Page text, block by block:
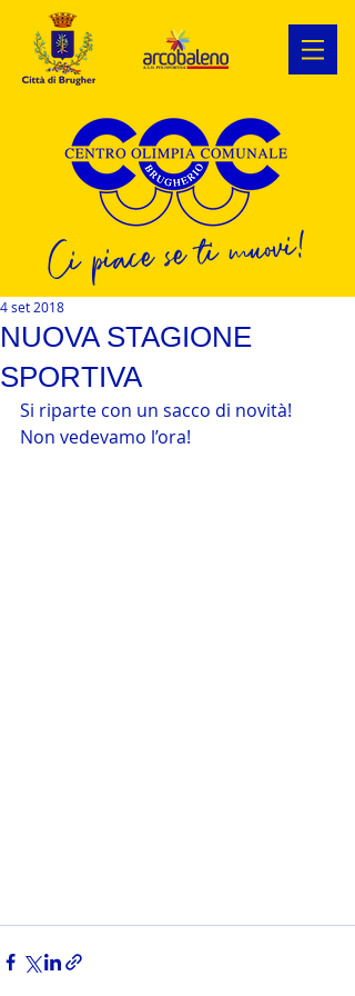
Ci piace se ti muovi!
NUOVA STAGIONE
SPORTIVA
4 set 2018
Si riparte con un sacco di novità!
Non vedevamo l’ora!